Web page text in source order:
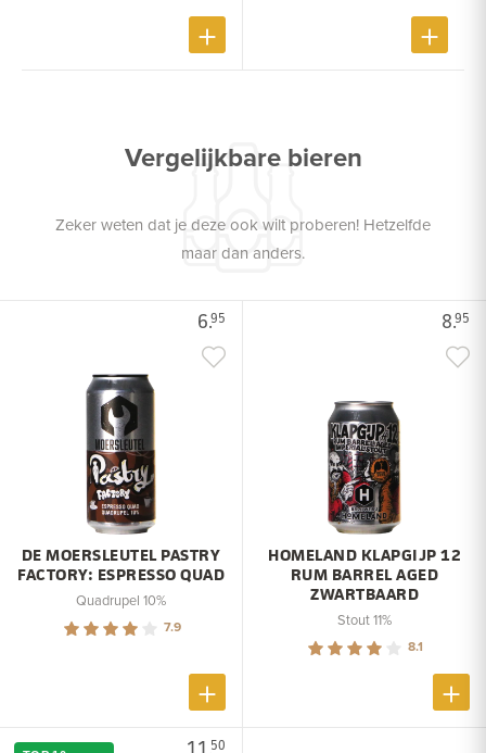
Vergelijkbare bieren
Zeker weten dat je deze ook wilt proberen! Hetzelfde
maar dan anders.
6.95
DE MOERSLEUTEL PASTRY
FACTORY: ESPRESSO QUAD
Quadrupel 10%
7.9
8.95
HOMELAND KLAPGIJP 12
RUM BARREL AGED
ZWARTBAARD
Stout 11%
8.1
50